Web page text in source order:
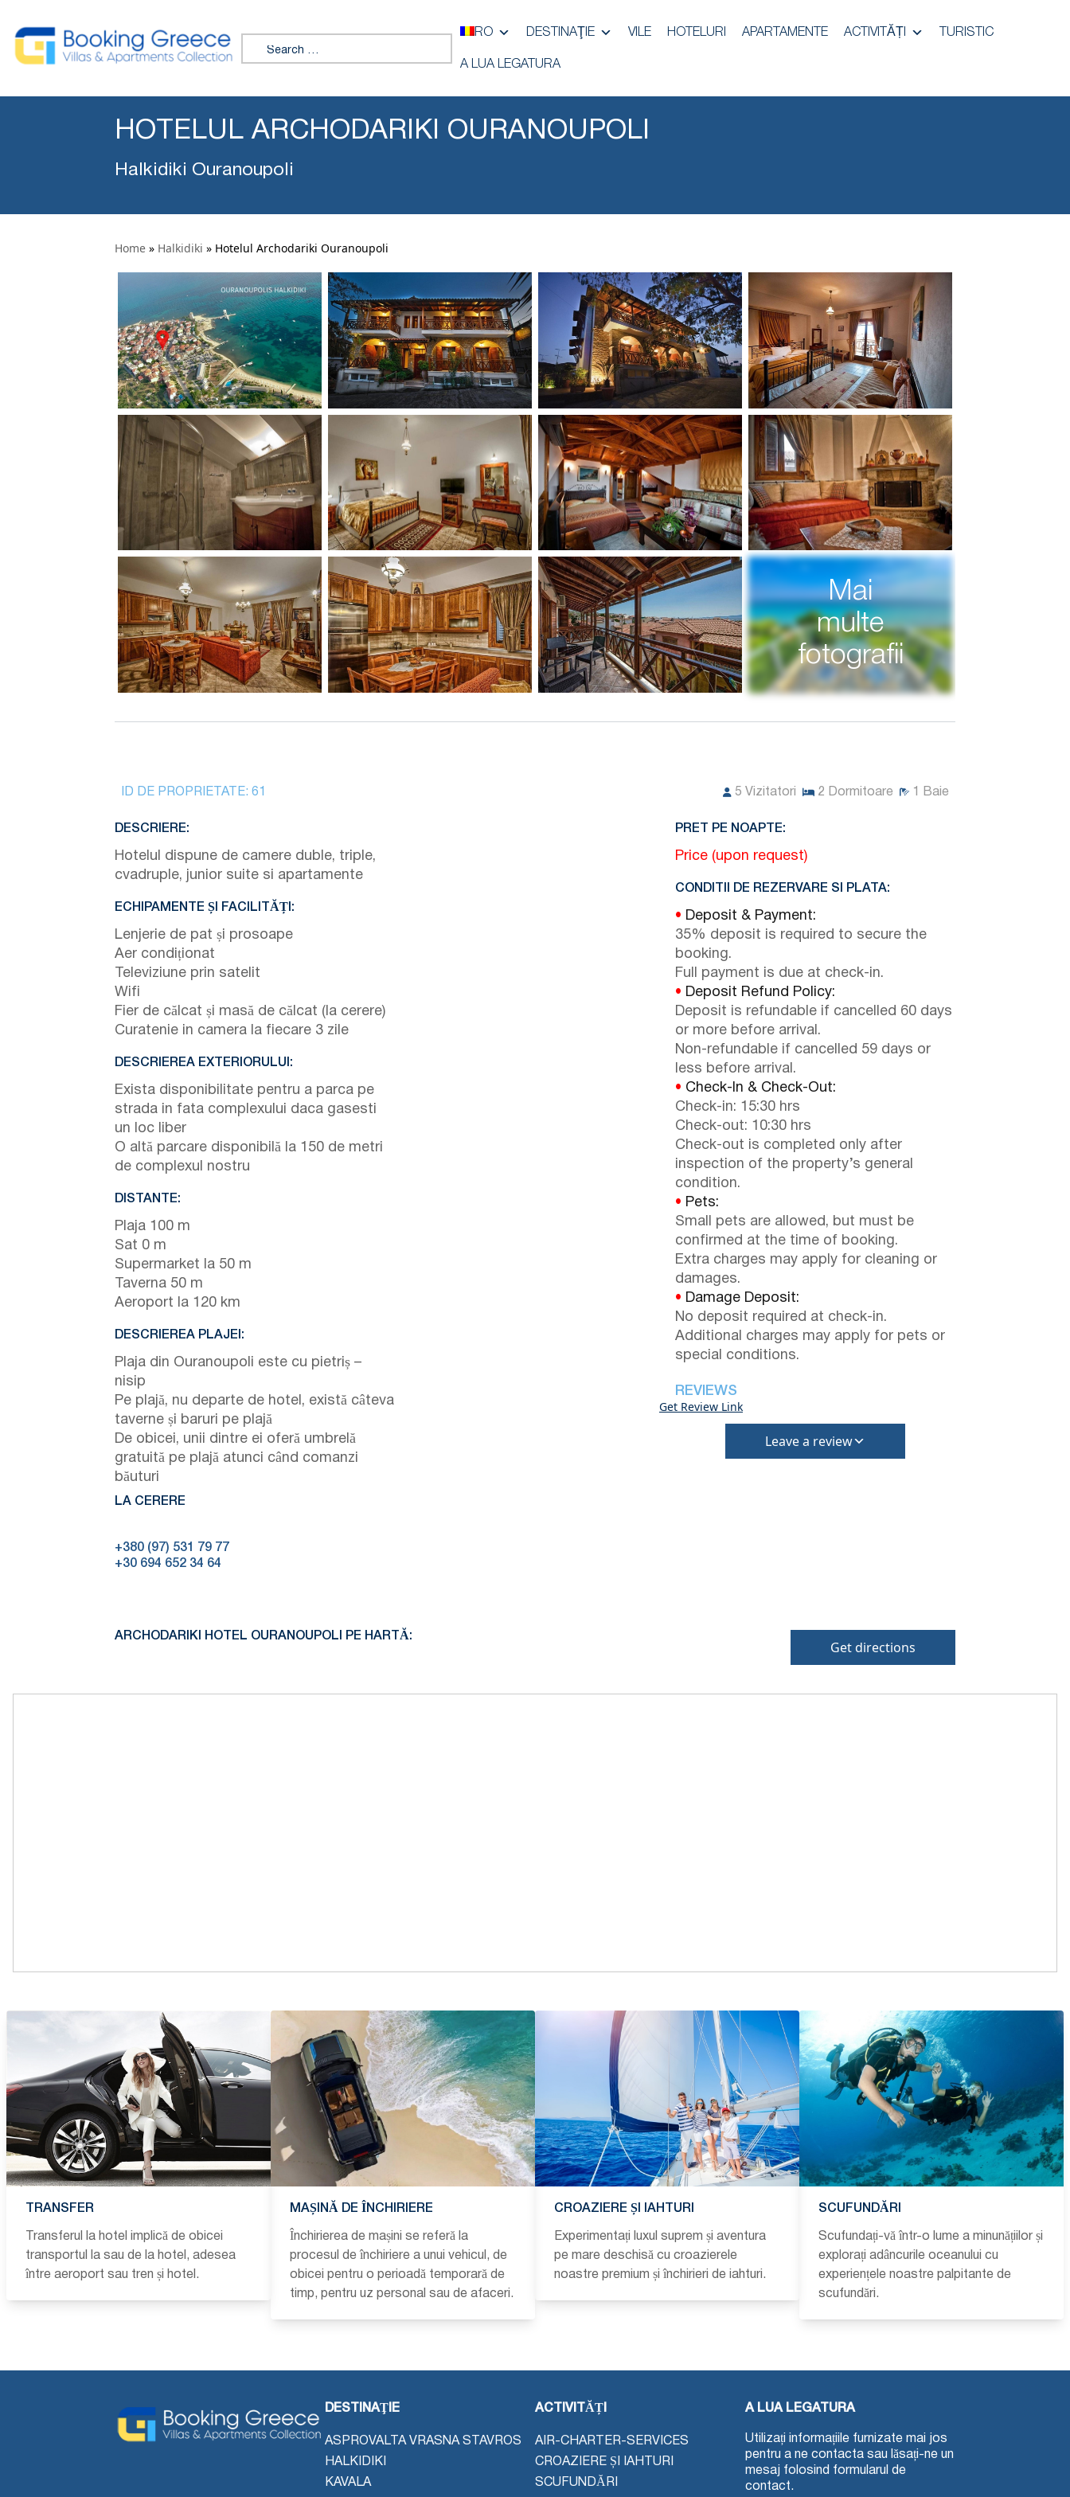
Search for:
RO DESTINAŢIE VILE HOTELURI APARTAMENTE ACTIVITĂȚI TURISTIC
A LUA LEGATURA
HOTELUL ARCHODARIKI OURANOUPOLI
Halkidiki Ouranoupoli
Home » Halkidiki » Hotelul Archodariki Ouranoupoli
Mai
multe
fotografii
ID DE PROPRIETATE: 61 5 Vizitatori 2 Dormitoare 1 Baie
DESCRIERE:
Hotelul dispune de camere duble, triple,
cvadruple, junior suite si apartamente
ECHIPAMENTE ȘI FACILITĂȚI:
Lenjerie de pat și prosoape
Aer condiționat
Televiziune prin satelit
Wifi
Fier de călcat și masă de călcat (la cerere)
Curatenie in camera la fiecare 3 zile
DESCRIEREA EXTERIORULUI:
Exista disponibilitate pentru a parca pe
strada in fata complexului daca gasesti
un loc liber
O altă parcare disponibilă la 150 de metri
de complexul nostru
DISTANTE:
Plaja 100 m
Sat 0 m
Supermarket la 50 m
Taverna 50 m
Aeroport la 120 km
DESCRIEREA PLAJEI:
Plaja din Ouranoupoli este cu pietriș –
nisip
Pe plajă, nu departe de hotel, există câteva
taverne și baruri pe plajă
De obicei, unii dintre ei oferă umbrelă
gratuită pe plajă atunci când comanzi
băuturi
PRET PE NOAPTE:
Price (upon request)
CONDITII DE REZERVARE SI PLATA:
• Deposit & Payment:
35% deposit is required to secure the
booking.
Full payment is due at check-in.
• Deposit Refund Policy:
Deposit is refundable if cancelled 60 days
or more before arrival.
Non-refundable if cancelled 59 days or
less before arrival.
• Check-In & Check-Out:
Check-in: 15:30 hrs
Check-out: 10:30 hrs
Check-out is completed only after
inspection of the property’s general
condition.
• Pets:
Small pets are allowed, but must be
confirmed at the time of booking.
Extra charges may apply for cleaning or
damages.
• Damage Deposit:
No deposit required at check-in.
Additional charges may apply for pets or
special conditions.
REVIEWS
Get Review Link
Leave a review
LA CERERE
+380 (97) 531 79 77
+30 694 652 34 64
ARCHODARIKI HOTEL OURANOUPOLI PE HARTĂ:
Get directions
TRANSFER
Transferul la hotel implică de obicei
transportul la sau de la hotel, adesea
între aeroport sau tren și hotel.
MAȘINĂ DE ÎNCHIRIERE
Închirierea de mașini se referă la
procesul de închiriere a unui vehicul, de
obicei pentru o perioadă temporară de
timp, pentru uz personal sau de afaceri.
CROAZIERE ȘI IAHTURI
Experimentați luxul suprem și aventura
pe mare deschisă cu croazierele
noastre premium și închirieri de iahturi.
SCUFUNDĂRI
Scufundați-vă într-o lume a minunățiilor și
explorați adâncurile oceanului cu
experiențele noastre palpitante de
scufundări.
DESTINAŢIE
ASPROVALTA VRASNA STAVROS
HALKIDIKI
KAVALA
ACTIVITĂȚI
AIR-CHARTER-SERVICES
CROAZIERE ȘI IAHTURI
SCUFUNDĂRI
A LUA LEGATURA
Utilizați informațiile furnizate mai jos
pentru a ne contacta sau lăsați-ne un
mesaj folosind formularul de
contact.